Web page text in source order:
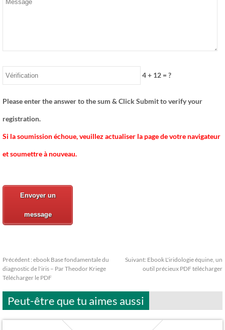
4+ 12= ?
Please enter the answer to the sum & Click Submit to verify your
registration.
Si la soumission échoue, veuillez actualiser la page de votre navigateur
et soumettre à nouveau.
Envoyer un
message
Précédent : ebook Base fondamentale du
diagnostic de l'iris – Par Theodor Kriege
Télécharger le PDF
Suivant: Ebook L'iridologie équine, un
outil précieux PDF télécharger
Peut-être que tu aimes aussi